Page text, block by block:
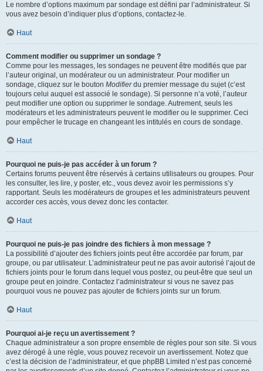
Le nombre d’options maximum par sondage est défini par l’administrateur. Si
vous avez besoin d’indiquer plus d’options, contactez-le.
Haut
Comment modifier ou supprimer un sondage ?
Comme pour les messages, les sondages ne peuvent être modifiés que par
l’auteur original, un modérateur ou un administrateur. Pour modifier un
sondage, cliquez sur le bouton Modifierdu premier message du sujet (c’est
toujours celui auquel est associé le sondage). Si personne n’a voté, l’auteur
peut modifier une option ou supprimer le sondage. Autrement, seuls les
modérateurs et les administrateurs peuvent le modifier ou le supprimer. Ceci
pour empêcher le trucage en changeant les intitulés en cours de sondage.
Haut
Pourquoi ne puis-je pas accéder à un forum ?
Certains forums peuvent être réservés à certains utilisateurs ou groupes. Pour
les consulter, les lire, y poster, etc., vous devez avoir les permissions s’y
rapportant. Seuls les modérateurs de groupes et les administrateurs peuvent
accorder ces accès, vous devez donc les contacter.
Haut
Pourquoi ne puis-je pas joindre des fichiers à mon message ?
La possibilité d’ajouter des fichiers joints peut être accordée par forum, par
groupe, ou par utilisateur. L’administrateur peut ne pas avoir autorisé l’ajout de
fichiers joints pour le forum dans lequel vous postez, ou peut-être que seul un
groupe peut en joindre. Contactez l’administrateur si vous ne savez pas
pourquoi vous ne pouvez pas ajouter de fichiers joints sur un forum.
Haut
Pourquoi ai-je reçu un avertissement ?
Chaque administrateur a son propre ensemble de règles pour son site. Si vous
avez dérogé à une règle, vous pouvez recevoir un avertissement. Notez que
c’est la décision de l’administrateur, et que phpBB Limited n’est pas concerné